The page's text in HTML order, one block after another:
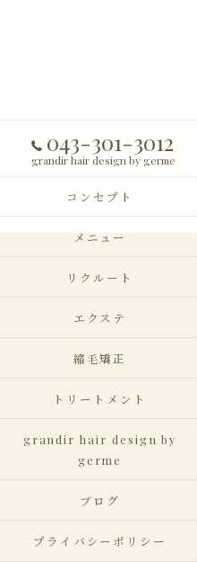
043-301-3012
grandir hair design by germe
コンセプト
メニュー
リクルート
エクステ
縮毛矯正
トリートメント
grandir hair design by
germe
ブログ
プライバシーポリシー